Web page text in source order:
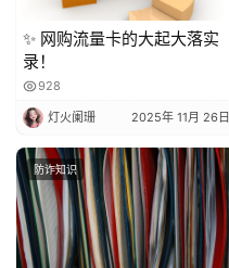
✨ 网购流量卡的大起大落实
录！
928
灯火阑珊 2025年 11月 26日
防诈知识